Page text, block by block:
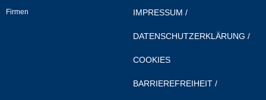
Firmen IMPRESSUM /
DATENSCHUTZERKLÄRUNG /
COOKIES
BARRIEREFREIHEIT /